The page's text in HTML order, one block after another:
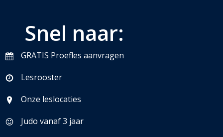
Snel naar:
GRATIS Proefles aanvragen
Lesrooster
Onze leslocaties
Judo vanaf 3 jaar